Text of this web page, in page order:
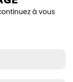
à vous